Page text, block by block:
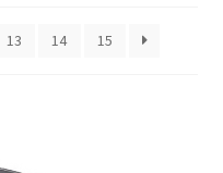
13 14 15